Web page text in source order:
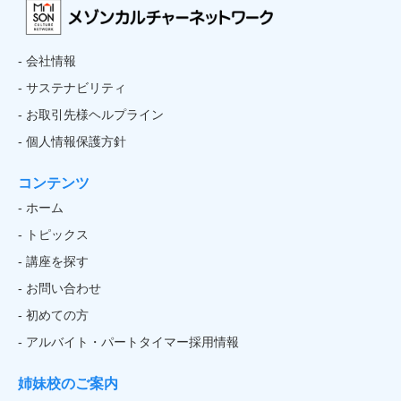
- 会社情報
- サステナビリティ
- お取引先様ヘルプライン
- 個人情報保護方針
コンテンツ
- ホーム
- トピックス
- 講座を探す
- お問い合わせ
- 初めての方
- アルバイト・パートタイマー採用情報
姉妹校のご案内